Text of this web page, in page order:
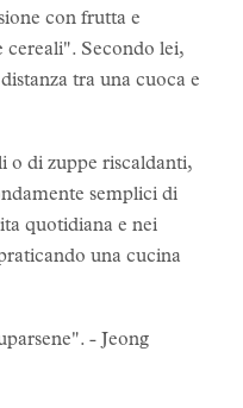
con frutta e
cereali". Secondo lei,
tra una cuoca e
o di zuppe riscaldanti,
semplici di
quotidiana e nei
una cucina
- Jeong